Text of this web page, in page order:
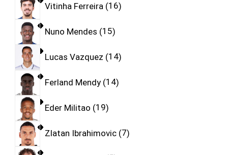
Vitinha Ferreira 16
Nuno Mendes 15
Lucas Vazquez 14
Ferland Mendy 14
Eder Militao 19
Zlatan Ibrahimovic 7